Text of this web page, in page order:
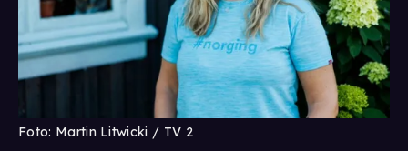
Foto: Martin Litwicki / TV 2